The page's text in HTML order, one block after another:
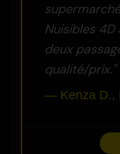
Nuisibles
deux
qualité/prix."
— Kenza D.,